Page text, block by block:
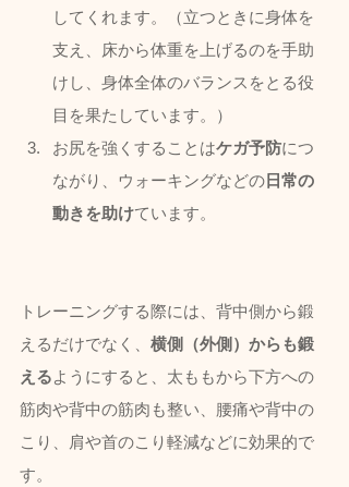
してくれます。（立つときに身体を
支え、床から体重を上げるのを手助
けし、身体全体のバランスをとる役
目を果たしています。）
お尻を強くすることはケガ予防につ
ながり、ウォーキングなどの 日常の
動きを助けています。
トレーニングする際には、背中側から鍛
えるだけでなく、 横側（外側）からも鍛
えるようにすると、太ももから下方への
筋肉や背中の筋肉も整い、腰痛や背中の
こり、肩や首のこり軽減などに効果的で
す。